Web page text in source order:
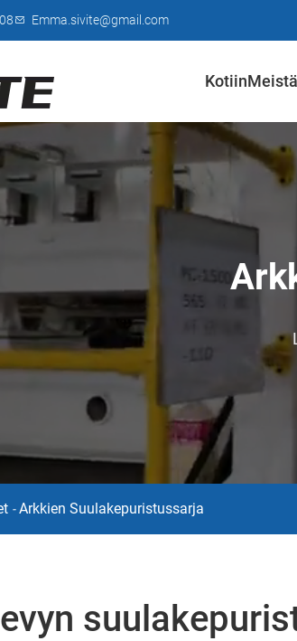
Emma.sivite@gmail.com
KotiinMeistä
- Arkkien Suulakepuristussarja